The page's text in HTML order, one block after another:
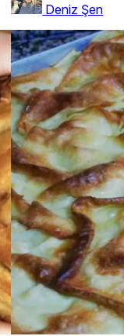
Deniz Şen